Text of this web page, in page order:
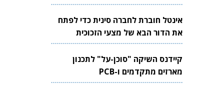
אינטל חוברת לחברה סינית כדי לפתח
את הדור הבא של מצעי הזכוכית
לשבבים
קיידנס השיקה "סוכן-על" לתכנון
מארזים מתקדמים ו-PCB